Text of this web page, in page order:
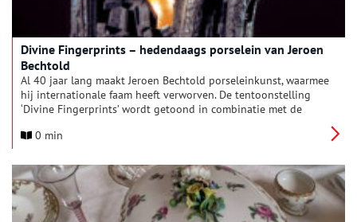
Divine Fingerprints – hedendaags porselein van Jeroen
Bechtold
Al 40 jaar lang maakt Jeroen Bechtold porseleinkunst, waarmee
hij internationale faam heeft verworven. De tentoonstelling
‘Divine Fingerprints’ wordt getoond in combinatie met de
Sypesteyn.
0 min